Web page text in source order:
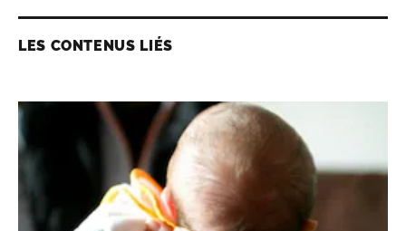
LES CONTENUS LIÉS